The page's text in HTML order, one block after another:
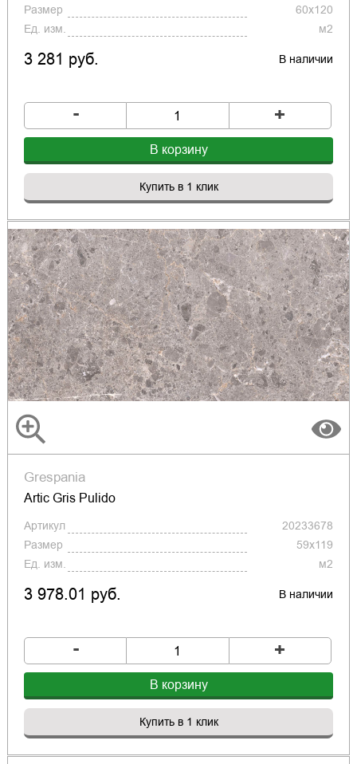
Размер
60х120
Ед. изм.
м2
3 281 руб. В наличии
- +
В корзину
Купить в 1 клик
Grespania
Artic Gris Pulido
Артикул
20233678
Размер
59x119
Ед. изм.
м2
3 978.01 руб. В наличии
- +
В корзину
Купить в 1 клик